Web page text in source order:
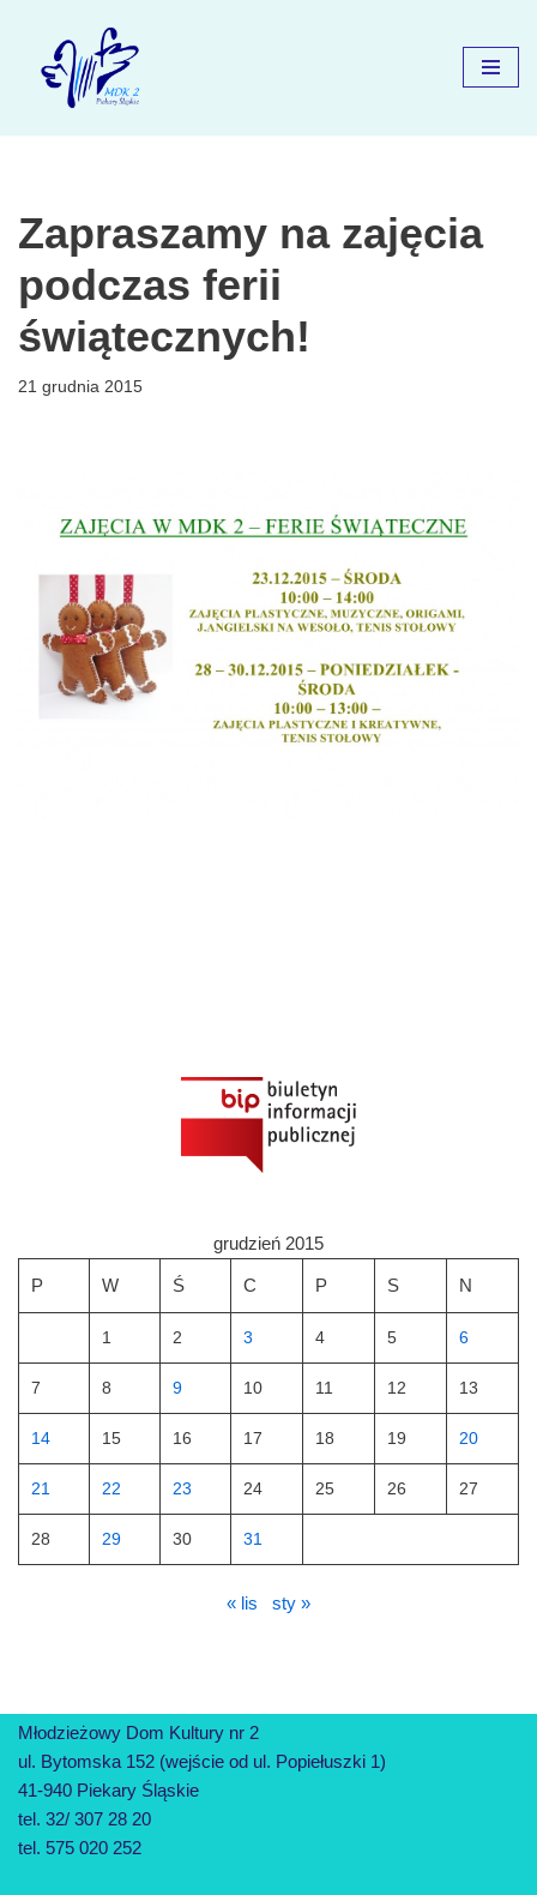
Przejdź
Zapraszamy na zajęcia
podczas ferii
świątecznych!
21 grudnia 2015
grudzień 2015
P W Ś C P S N
1 2 3 4 5 6
7 8 9 10 11 12 13
14 15 16 17 18 19 20
21 22 23 24 25 26 27
28 29 30 31
« lis sty »
Młodzieżowy Dom Kultury nr 2
ul. Bytomska 152 (wejście od ul. Popiełuszki 1)
41-940 Piekary Śląskie
tel. 32/ 307 28 20
tel. 575 020 252